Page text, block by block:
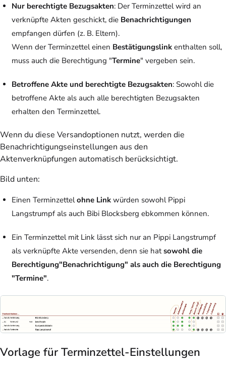
Nur berechtigte Bezugsakten: Der Terminzettel wird an
verknüpfte Akten geschickt, die Benachrichtigungen
empfangen dürfen (z. B. Eltern).
Wenn der Terminzettel einen Bestätigungslinkenthalten soll,
muss auch die Berechtigung "Termine" vergeben sein.
Betroffene Akte und berechtigte Bezugsakten: Sowohl die
betroffene Akte als auch alle berechtigten Bezugsakten
erhalten den Terminzettel.
Wenn du diese Versandoptionen nutzt, werden die
Benachrichtigungseinstellungen aus den
Aktenverknüpfungen automatisch berücksichtigt.
Bild unten:
Einen Terminzettelohne Linkwürden sowohl Pippi
Langstrumpf als auch Bibi Blocksberg ebkommen können.
Ein Terminzettel mit Link lässt sich nur an Pippi Langstrumpf
als verknüpfte Akte versenden, denn sie hatsowohl die
Berechtigung"Benachrichtigung" als auch die Berechtigung
"Termine".
Vorlage für Terminzettel-Einstellungen